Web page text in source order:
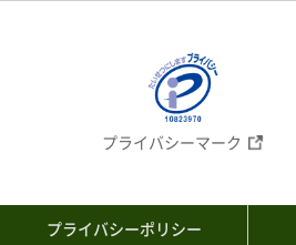
プライバシーマーク
プライバシーポリシー